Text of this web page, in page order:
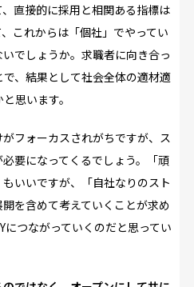
直接的に採用と相関ある指標は
これからは「個社」でやってい
でしょうか。求職者に向き合っ
、結果として社会全体の適材適
思います。
フォーカスされがちですが、ス
要になってくるでしょう。「頑
いいですが、「自社なりのスト
を含めて考えていくことが求め
につながっていくのだと思ってい